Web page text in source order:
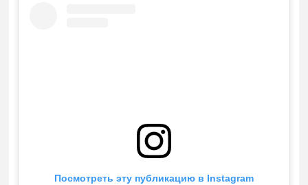
Посмотреть эту публикацию в Instagram